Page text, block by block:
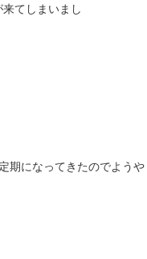
てしまいまし
期になってきたのでようや